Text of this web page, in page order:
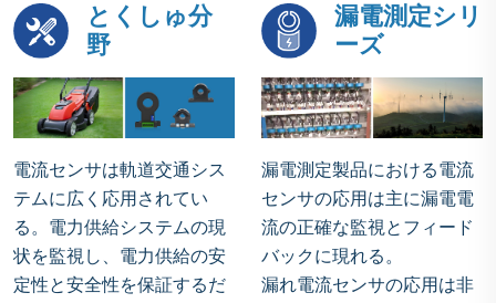
とくしゅ分
野
電流センサは軌道交通シス
テムに広く応用されてい
る。電力供給システムの現
状を監視し、電力供給の安
定性と安全性を保証するだ
漏電測定シリ
ーズ
漏電測定製品における電流
センサの応用は主に漏電電
流の正確な監視とフィード
バックに現れる。
漏れ電流センサの応用は非